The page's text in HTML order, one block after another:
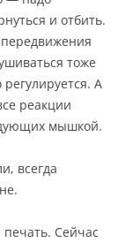
и отбить.
тоже
А
реакции
мышкой.
всегда
Сейчас